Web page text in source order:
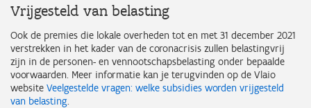
Vrijgesteld van belasting
Ook de premies die lokale overheden tot en met 31 december 2021
verstrekken in het kader van de coronacrisis zullen belastingvrij
zijn in de personen- en vennootschapsbelasting onder bepaalde
voorwaarden. Meer informatie kan je terugvinden op de Vlaio
website Veelgestelde vragen: welke subsidies worden vrijgesteld
van belasting